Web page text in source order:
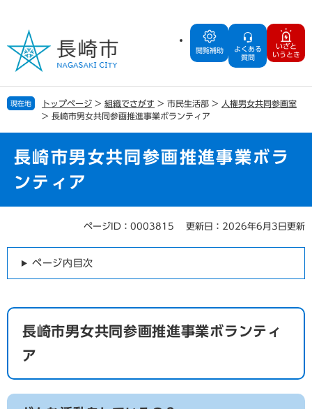
の
で
す
ー
ば
し
閲覧補助
よくある
質問
いざと
いうとき
現在地 トップページ > 組織でさがす > 市民生活部 >
人権男女共同参画室
> 長崎市男女共同参画推進事業ボランティア
長崎市男女共同参画推進事業ボラ
ンティア
ページID：0003815 更新日：2026年6月3日更新
ページ内目次
長崎市男女共同参画推進事業ボランティ
ア